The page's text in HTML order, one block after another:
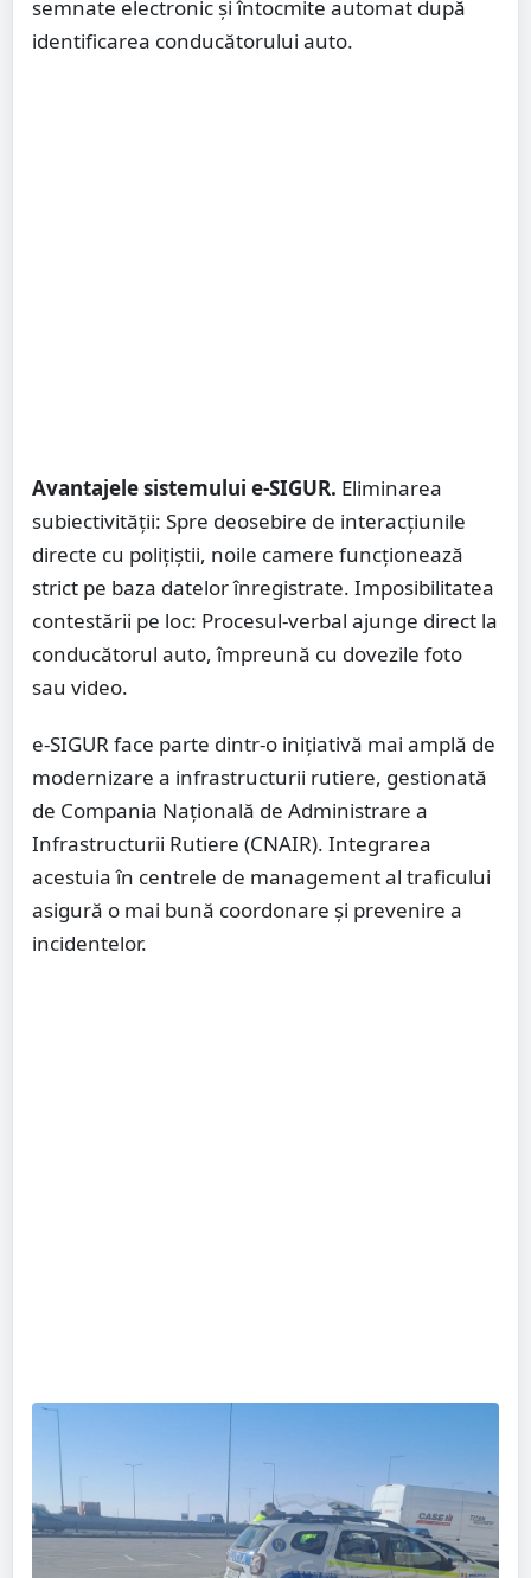
semnate electronic și întocmite automat după
identificarea conducătorului auto.
Avantajele sistemului e-SIGUR. Eliminarea
subiectivității: Spre deosebire de interacțiunile
directe cu polițiștii, noile camere funcționează
strict pe baza datelor înregistrate. Imposibilitatea
contestării pe loc: Procesul-verbal ajunge direct la
conducătorul auto, împreună cu dovezile foto
sau video.
e-SIGUR face parte dintr-o inițiativă mai amplă de
modernizare a infrastructurii rutiere, gestionată
de Compania Națională de Administrare a
Infrastructurii Rutiere (CNAIR). Integrarea
acestuia în centrele de management al traficului
asigură o mai bună coordonare și prevenire a
incidentelor.